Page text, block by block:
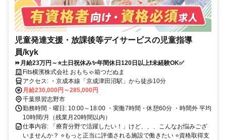
児童発達支援・放課後等デイサービスの児童指導
員/kyk
⏩️月給23万円～⭐土日祝休み✨年間休日120日以上❗未経験OK✅
Fits横濱株式会社 おもちゃ箱つだぬま
アクセス: ・京成本線「京成津田沼駅」から徒歩10分
月給230,000円～285,000円
千葉県習志野市
勤務時間・曜日: 10:00～18:00 ・実働7時間・休憩60分 ・時間外 平均
10時間/月（残業月20時間以内）
仕事内容: 「療育分野で活躍したい！」けど、、、こんなお悩みござ
いませんか？ ⭐もっと正当に評価される施設で働きたい ⭐資格取得支